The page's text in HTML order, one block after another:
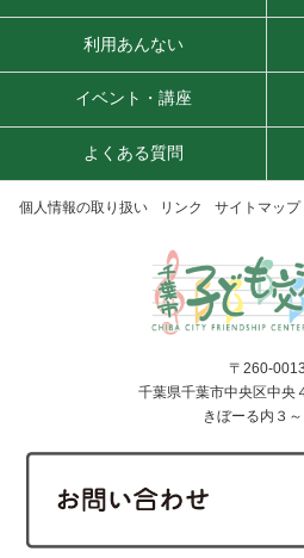
利用あんない
イベント・講座
よくある質問
個人情報の取り扱い リンク サイトマップ
〒260-0013
千葉県千葉市中央区中央
きぼーる内３